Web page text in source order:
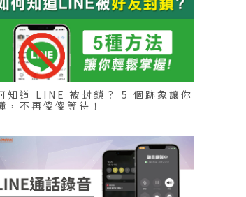
知道 LINE 被封鎖？ 5 個跡象讓你
，不再傻傻等待！